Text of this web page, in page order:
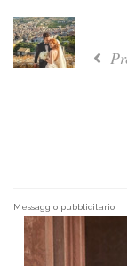
Messaggio pubblicitario